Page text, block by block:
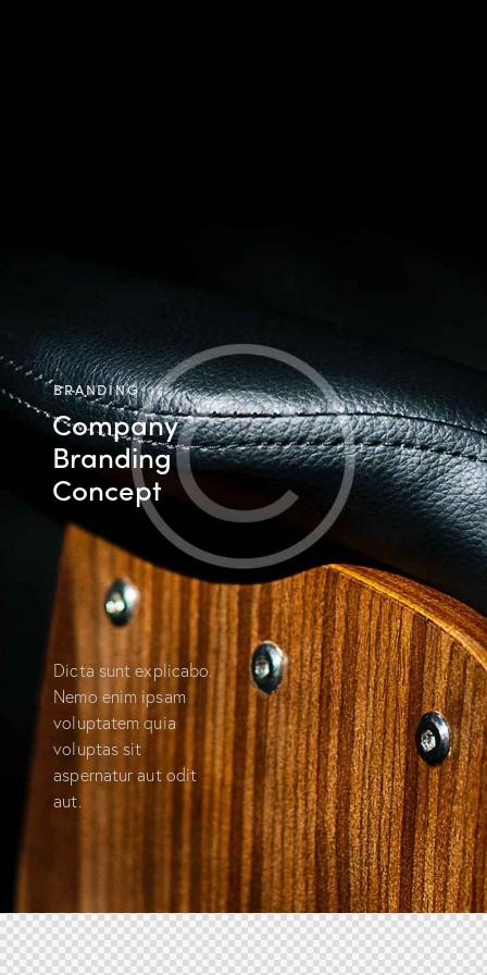
BRANDING
Company
Branding
Concept
Dicta sunt explicabo.
Nemo enim ipsam
voluptatem quia
voluptas sit
aspernatur aut odit
aut.